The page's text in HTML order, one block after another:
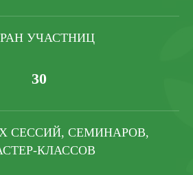
УЧАСТНИЦ
30
СЕССИЙ, СЕМИНАРОВ,
КЛАССОВ